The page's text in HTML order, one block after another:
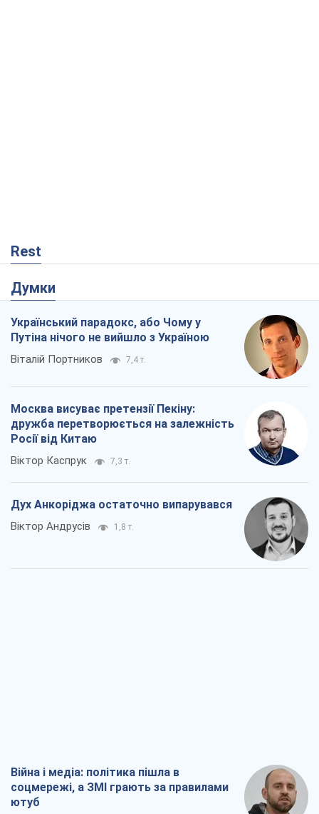
Rest
Думки
Український парадокс, або Чому у
Путіна нічого не вийшло з Україною
Віталій Портников 7,4 т.
Москва висуває претензії Пекіну:
дружба перетворюється на залежність
Росії від Китаю
Віктор Каспрук 7,3 т.
Дух Анкоріджа остаточно випарувався
Віктор Андрусів 1,8 т.
Війна і медіа: політика пішла в
соцмережі, а ЗМІ грають за правилами
ютуб